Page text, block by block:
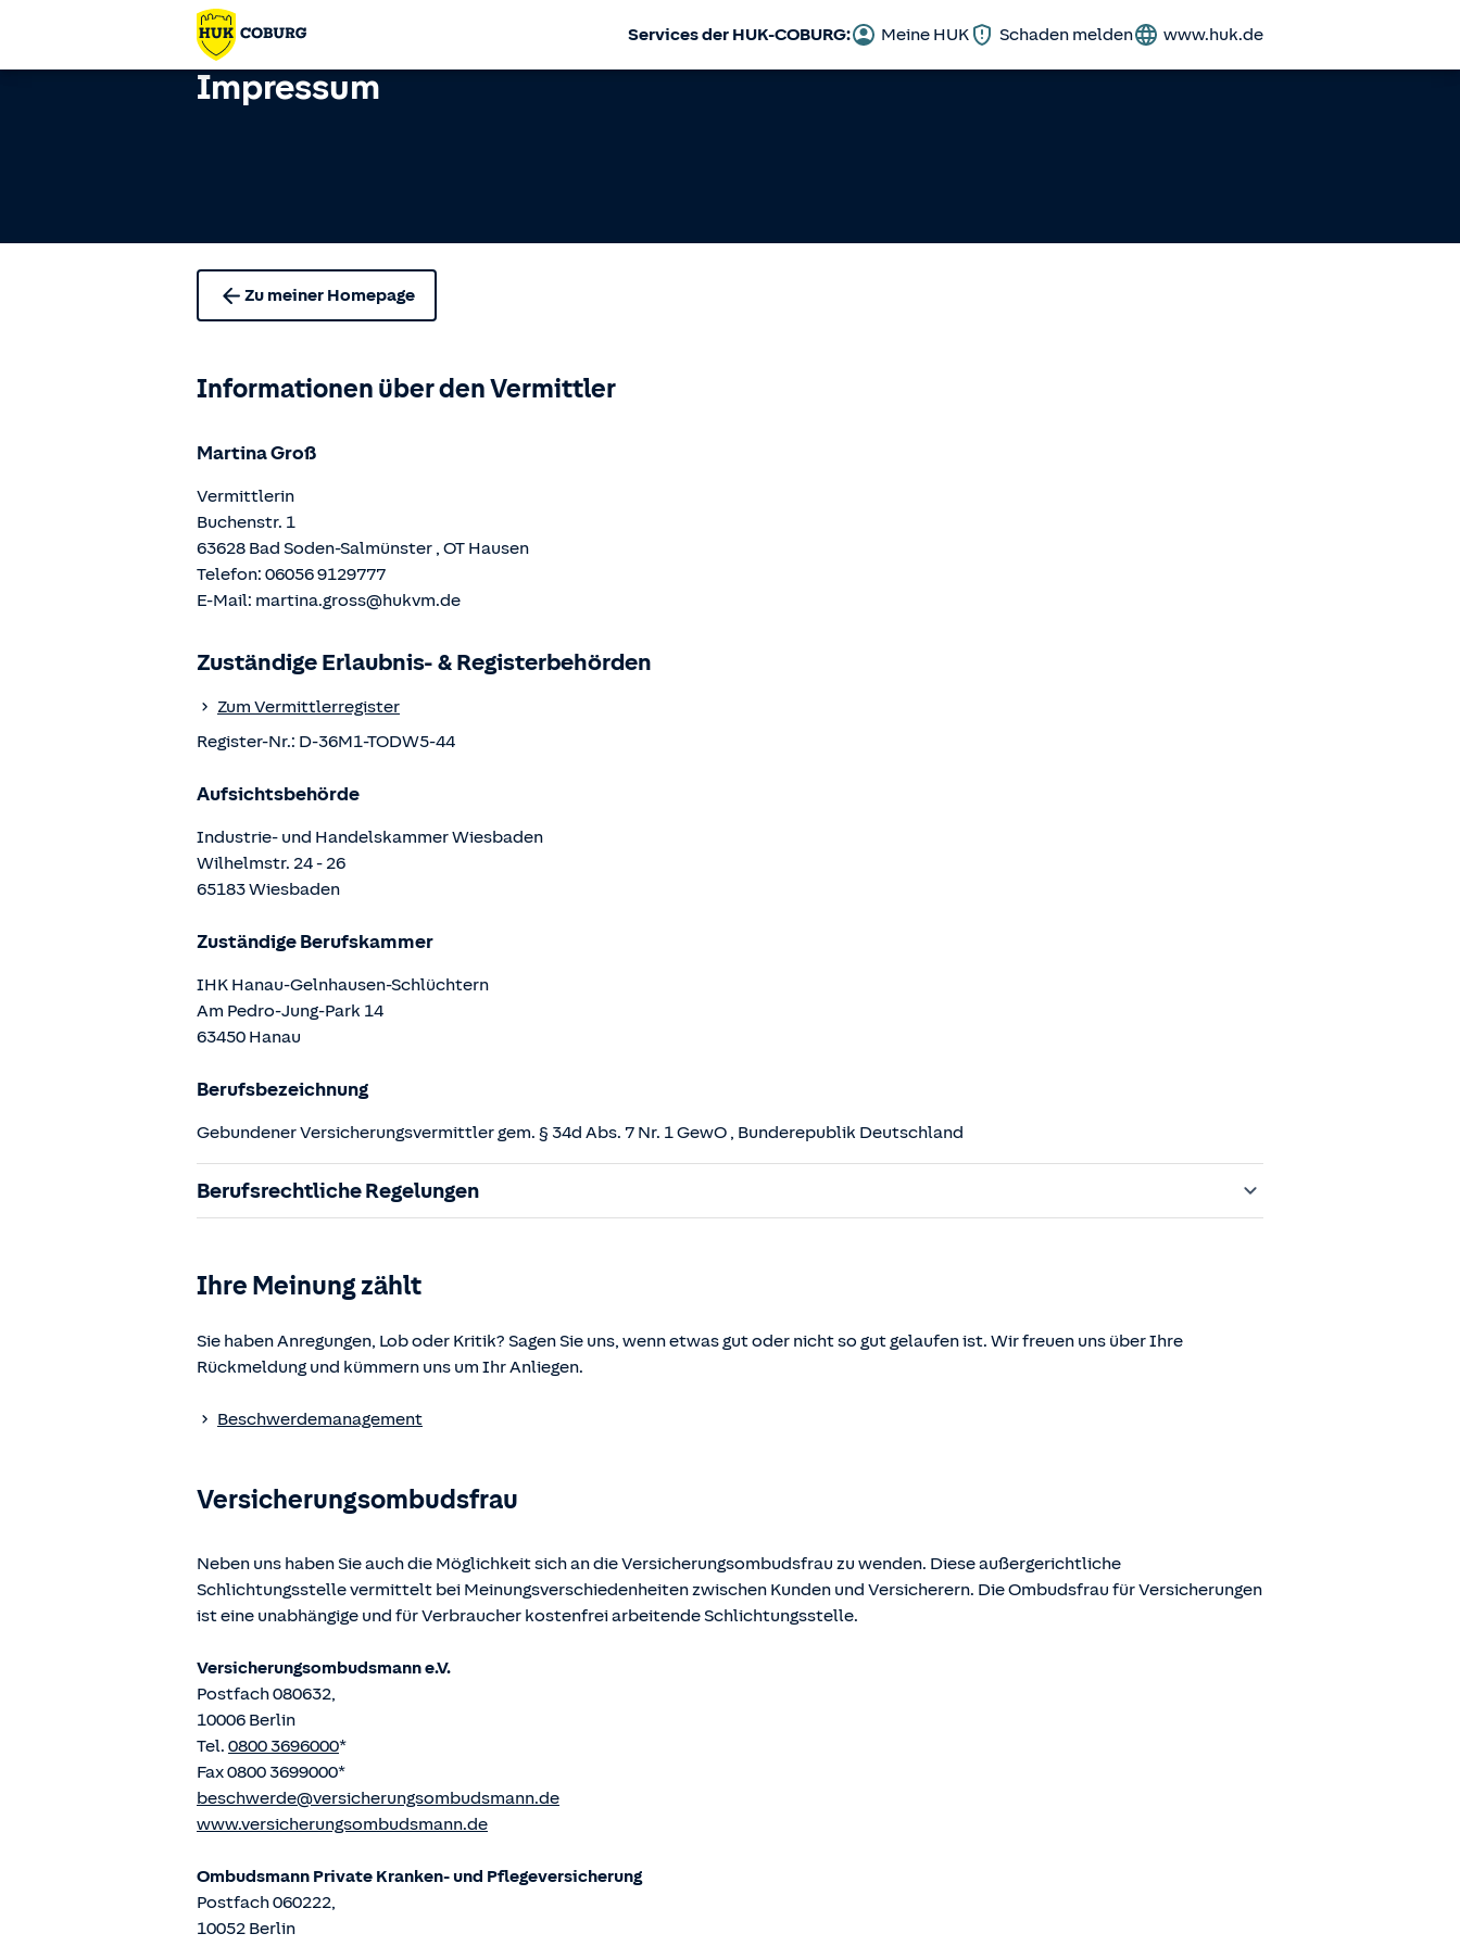
Services der HUK-COBURG: Meine HUK Schaden melden www.huk.de
Impressum
Zu meiner Homepage
Informationen über den Vermittler
Martina Groß
Vermittlerin
Buchenstr. 1
63628 Bad Soden-Salmünster , OT Hausen
Telefon: 06056 9129777
E-Mail: martina.gross@hukvm.de
Zuständige Erlaubnis- & Registerbehörden
Zum Vermittlerregister
Register-Nr.: D-36M1-TODW5-44
Aufsichtsbehörde
Industrie- und Handelskammer Wiesbaden
Wilhelmstr. 24 - 26
65183Wiesbaden
Zuständige Berufskammer
IHK Hanau-Gelnhausen-Schlüchtern
Am Pedro-Jung-Park 14
63450 Hanau
Berufsbezeichnung
Gebundener Versicherungsvermittler gem. § 34d Abs. 7 Nr. 1 GewO , Bunderepublik Deutschland
Berufsrechtliche Regelungen
§§ 59 – 68 Gesetz über den Versicherungsvertrag (VVG)
§ 48b Versicherungsaufsichtsgesetz (VAG)
Verordnung über die Versicherungsvermittlung und -beratung (VersVermV)
www.gesetze-im-internet.de
Ihre Meinung zählt
Sie haben Anregungen, Lob oder Kritik? Sagen Sie uns, wenn etwas gut oder nicht so gut gelaufen ist. Wir freuen uns über Ihre
Rückmeldung und kümmern uns um Ihr Anliegen.
Beschwerdemanagement
Versicherungsombudsfrau
Neben uns haben Sie auch die Möglichkeit sich an die Versicherungsombudsfrau zu wenden. Diese außergerichtliche
Schlichtungsstelle vermittelt bei Meinungsverschiedenheiten zwischen Kunden und Versicherern. Die Ombudsfrau für Versicherungen
ist eine unabhängige und für Verbraucher kostenfrei arbeitende Schlichtungsstelle.
Versicherungsombudsmann e.V.
Postfach 080632,
10006 Berlin
Tel. 0800 3696000*
Fax 0800 3699000*
beschwerde@versicherungsombudsmann.de
www.versicherungsombudsmann.de
Ombudsmann Private Kranken- und Pflege­versicherung
Postfach 060222,
10052 Berlin